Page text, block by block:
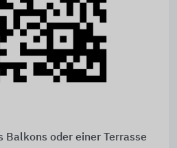
Balkons oder einer Terrasse